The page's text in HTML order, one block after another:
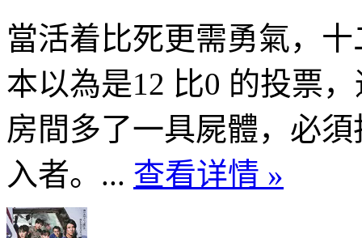
當活着比死更需勇氣，
本以為是12 比0 的投票
房間多了一具屍體，必
入者。... 查看详情 »